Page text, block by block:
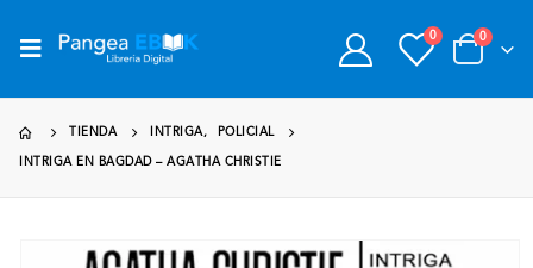
0 0
TIENDA INTRIGA, POLICIAL
INTRIGA EN BAGDAD – AGATHA CHRISTIE